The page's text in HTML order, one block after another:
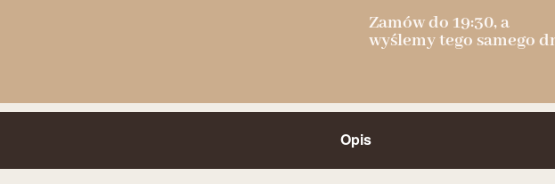
Zamów do 19:30, a
wyślemy tego samego
Opis